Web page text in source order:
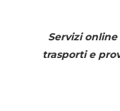
Servizi
trasporti e